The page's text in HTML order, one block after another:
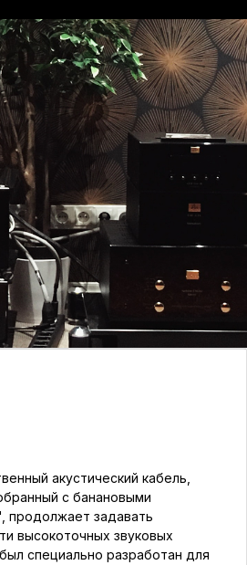
акустический кабель,
с банановыми
продолжает задавать
высокоточных звуковых
специально разработан для